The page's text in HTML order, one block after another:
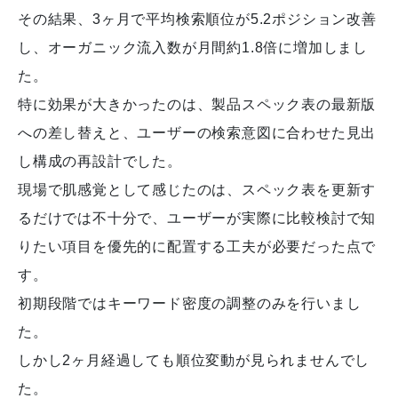
その結果、3ヶ月で平均検索順位が5.2ポジション改善
し、オーガニック流入数が月間約1.8倍に増加しまし
た。
特に効果が大きかったのは、製品スペック表の最新版
への差し替えと、ユーザーの検索意図に合わせた見出
し構成の再設計でした。
現場で肌感覚として感じたのは、スペック表を更新す
るだけでは不十分で、ユーザーが実際に比較検討で知
りたい項目を優先的に配置する工夫が必要だった点で
す。
初期段階ではキーワード密度の調整のみを行いまし
た。
しかし2ヶ月経過しても順位変動が見られませんでし
た。